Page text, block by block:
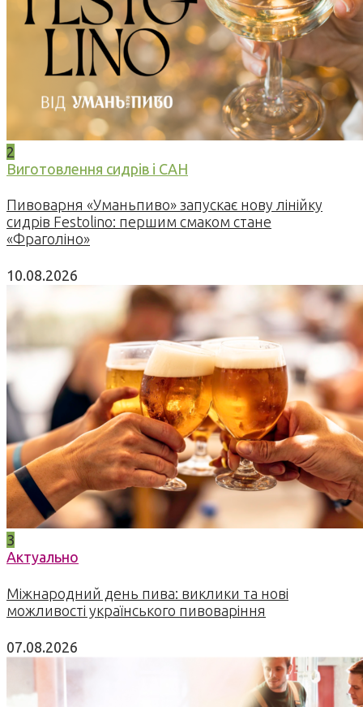
2
Виготовлення сидрів і САН
Пивоварня «Уманьпиво» запускає нову лінійку
сидрів Festolino: першим смаком стане
«Фраголіно»
10.08.2026
3
Актуально
Міжнародний день пива: виклики та нові
можливості українського пивоваріння
07.08.2026